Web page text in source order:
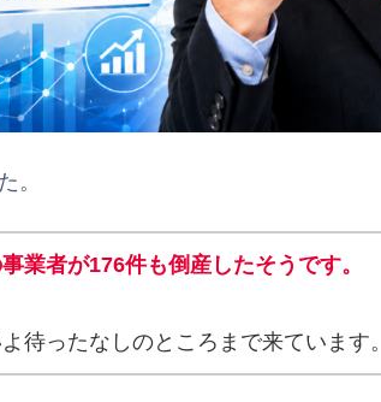
。
業者が176件も倒産したそうです。
待ったなしのところまで来ています。